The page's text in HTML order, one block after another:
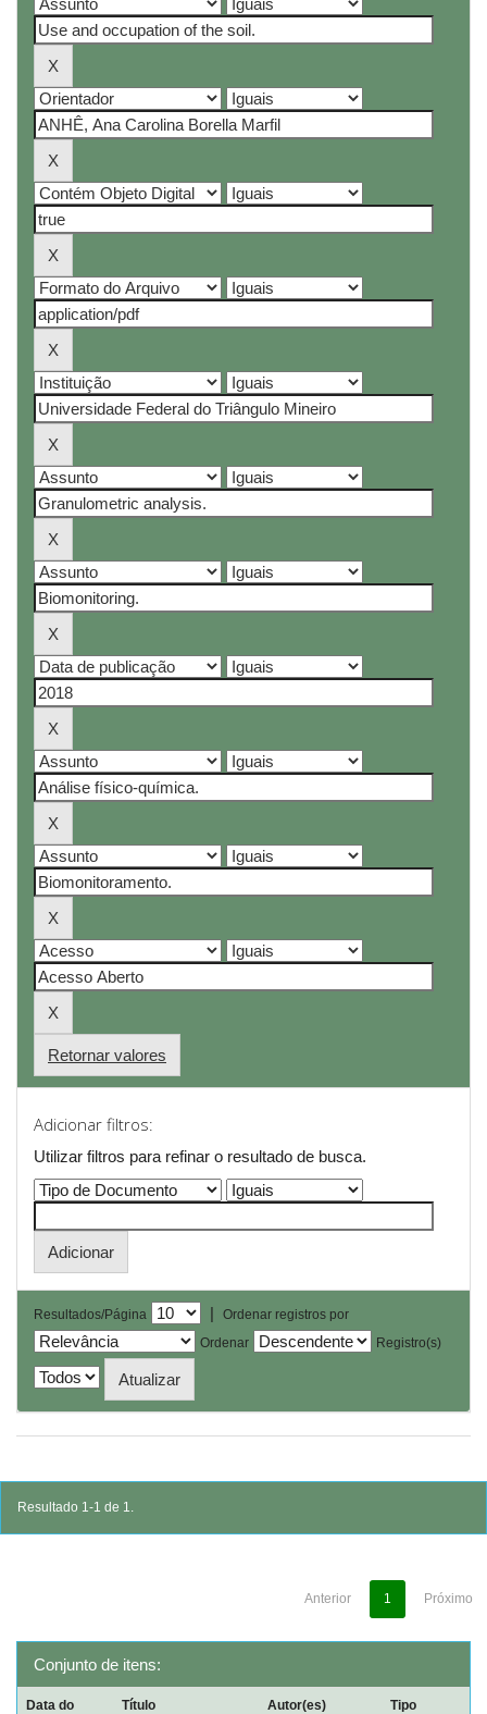
Retornar valores
Adicionar filtros:
Utilizar filtros para refinar o resultado de busca.
Resultados/Página |
Ordenar registros por
Ordenar
Registro(s)
Resultado 1-1 de 1.
Anterior 1 Próximo
Conjunto de itens:
Data do
Título Autor(es) Tipo